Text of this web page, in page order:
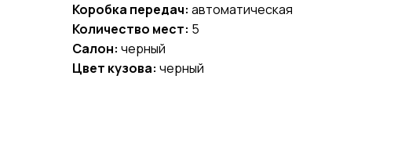
Коробка передач: автоматическая
Количество мест: 5
Салон: черный
Цвет кузова: черный